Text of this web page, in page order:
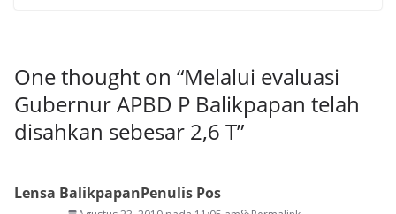
One thought on “Melalui evaluasi
Gubernur APBD P Balikpapan telah
disahkan sebesar 2,6 T”
Lensa BalikpapanPenulis Pos